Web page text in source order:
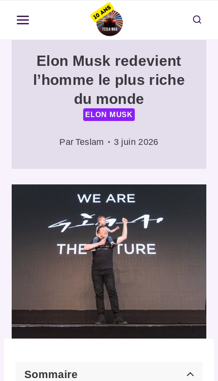
contenu
Elon Musk redevient
l’homme le plus riche
du monde
ELON MUSK
Par Teslam 3 juin 2026
Sommaire